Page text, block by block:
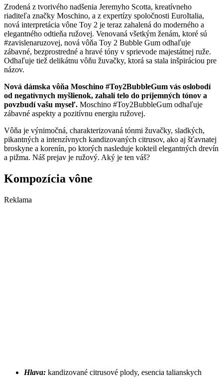
Zrodená z tvorivého nadšenia Jeremyho Scotta, kreatívneho
riaditeľa značky Moschino, a z expertízy spoločnosti EuroItalia,
nová interpretácia vône Toy 2 je teraz zahalená do moderného a
elegantného odtieňa ružovej. Venovaná všetkým ženám, ktoré sú
#zavislenaruzovej, nová vôňa Toy 2 Bubble Gum odhaľuje
zábavné, bezprostredné a hravé tóny v sprievode majestátnej ruže.
Odhaľuje tiež delikátnu vôňu žuvačky, ktorá sa stala inšpiráciou pre
názov.
Nová dámska vôňa Moschino #Toy2BubbleGum vás oslobodí
od negatívnych myšlienok, zahalí telo do príjemných tónov a
povzbudí vašu myseľ. Moschino #Toy2BubbleGum odhaľuje
zábavné aspekty a pozitívnu energiu ružovej.
Vôňa je výnimočná, charakterizovaná tónmi žuvačky, sladkých,
pikantných a intenzívnych kandizovaných citrusov, ako aj šťavnatej
broskyne a korenín, po ktorých nasleduje kokteil elegantných drevín
a pižma. Náš prejav je ružový. Aký je ten váš?
Kompozícia vône
Reklama
Hlava: kandizované citrusové plody, esencia talianskych